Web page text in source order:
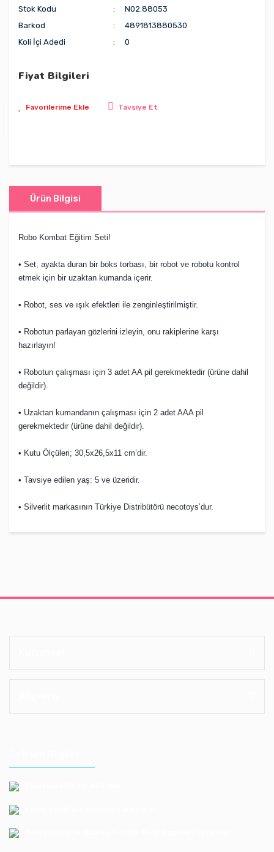
Stok Kodu
N02.88053
Barkod
4891813880530
Koli İçi Adedi
0
Fiyat Bilgileri
Tavsiye Et
Ürün Bilgisi
Robo Kombat Eğitim Seti!
• Set, ayakta duran bir boks torbası, bir robot ve robotu kontrol
etmek için bir uzaktan kumanda içerir.
• Robot, ses ve ışık efektleri ile zenginleştirilmiştir.
• Robotun parlayan gözlerini izleyin, onu rakiplerine karşı
hazırlayın!
• Robotun çalışması için 3 adet AA pil gerekmektedir (ürüne dahil
değildir).
• Uzaktan kumandanın çalışması için 2 adet AAA pil
gerekmektedir (ürüne dahil değildir).
• Kutu Ölçüleri; 30,5x26,5x11 cm’dir.
• Tavsiye edilen yaş: 5 ve üzeridir.
• Silverlit markasının Türkiye Distribütörü necotoys’dur.